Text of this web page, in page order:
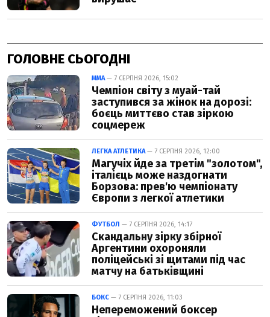
ГОЛОВНЕ СЬОГОДНІ
ММА— 7 СЕРПНЯ 2026, 15:02
Чемпіон світу з муай-тай
заступився за жінок на дорозі:
боєць миттєво став зіркою
соцмереж
ЛЕГКА АТЛЕТИКА— 7 СЕРПНЯ 2026, 12:00
Магучіх йде за третім "золотом",
італієць може наздогнати
Борзова: прев'ю чемпіонату
Європи з легкої атлетики
ФУТБОЛ — 7 СЕРПНЯ 2026, 14:17
Скандальну зірку збірної
Аргентини охороняли
поліцейські зі щитами під час
матчу на батьківщині
БОКС — 7 СЕРПНЯ 2026, 11:03
Непереможений боксер